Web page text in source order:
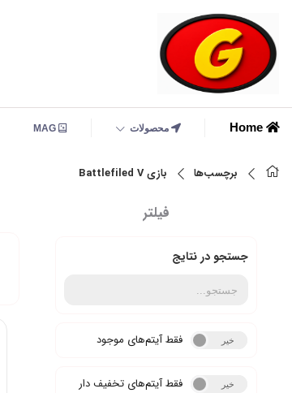
محصولات
برچسب‌ها بازی Battlefiled V
فیلتر
جستجو در نتایج
بله خیر فقط آیتم‌های موجود
بله خیر فقط آیتم‌های تخفیف دار